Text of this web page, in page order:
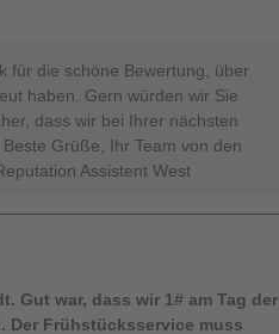
für die schöne Bewertung, über
haben. Gern würden wir Sie
dass wir bei Ihrer nächsten
Grüße, Ihr Team von den
Assistent West
Gut war, dass wir 1# am Tag der
Der Frühstücksservice muss